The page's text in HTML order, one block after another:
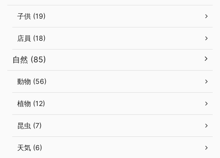
子供 (19)
店員 (18)
自然 (85)
動物 (56)
植物 (12)
昆虫 (7)
天気 (6)